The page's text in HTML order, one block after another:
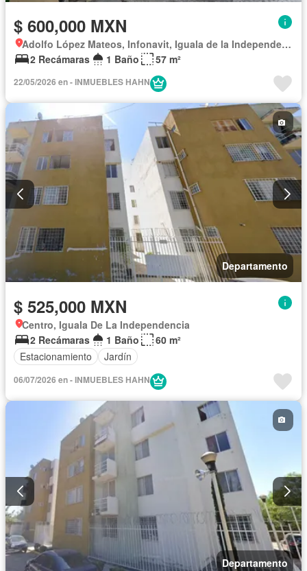
$ 600,000 MXN
Adolfo López Mateos, Infonavit, Iguala de la Independencia
2 Recámaras
1 Baño 57 m²
22/05/2026 en - INMUEBLES HAHN
Departamento
$ 525,000 MXN
Centro, Iguala De La Independencia
2 Recámaras
1 Baño
60 m²
Estacionamiento
Jardín
06/07/2026 en - INMUEBLES HAHN
Departamento